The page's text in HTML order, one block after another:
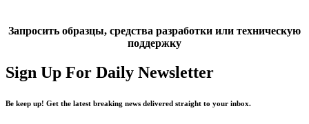
Запросить образцы, средства разработки или техническую
поддержку
Sign Up For Daily Newsletter
Be keep up! Get the latest breaking news delivered straight to your inbox.